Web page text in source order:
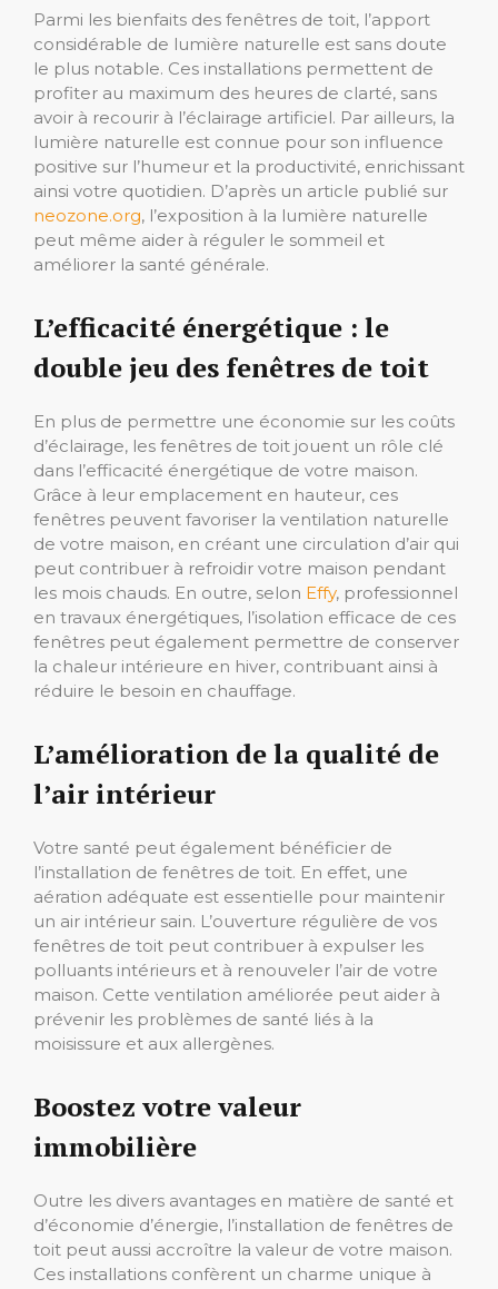
Parmi les bienfaits des fenêtres de toit, l’apport
considérable de lumière naturelle est sans doute
le plus notable. Ces installations permettent de
profiter au maximum des heures de clarté, sans
avoir à recourir à l’éclairage artificiel. Par ailleurs, la
lumière naturelle est connue pour son influence
positive sur l’humeur et la productivité, enrichissant
ainsi votre quotidien. D’après un article publié sur
neozone.org, l’exposition à la lumière naturelle
peut même aider à réguler le sommeil et
améliorer la santé générale.
L’efficacité énergétique : le
double jeu des fenêtres de toit
En plus de permettre une économie sur les coûts
d’éclairage, les fenêtres de toit jouent un rôle clé
dans l’efficacité énergétique de votre maison.
Grâce à leur emplacement en hauteur, ces
fenêtres peuvent favoriser la ventilation naturelle
de votre maison, en créant une circulation d’air qui
peut contribuer à refroidir votre maison pendant
les mois chauds. En outre, selon Effy, professionnel
en travaux énergétiques, l’isolation efficace de ces
fenêtres peut également permettre de conserver
la chaleur intérieure en hiver, contribuant ainsi à
réduire le besoin en chauffage.
L’amélioration de la qualité de
l’air intérieur
Votre santé peut également bénéficier de
l’installation de fenêtres de toit. En effet, une
aération adéquate est essentielle pour maintenir
un air intérieur sain. L’ouverture régulière de vos
fenêtres de toit peut contribuer à expulser les
polluants intérieurs et à renouveler l’air de votre
maison. Cette ventilation améliorée peut aider à
prévenir les problèmes de santé liés à la
moisissure et aux allergènes.
Boostez votre valeur
immobilière
Outre les divers avantages en matière de santé et
d’économie d’énergie, l’installation de fenêtres de
toit peut aussi accroître la valeur de votre maison.
Ces installations confèrent un charme unique à